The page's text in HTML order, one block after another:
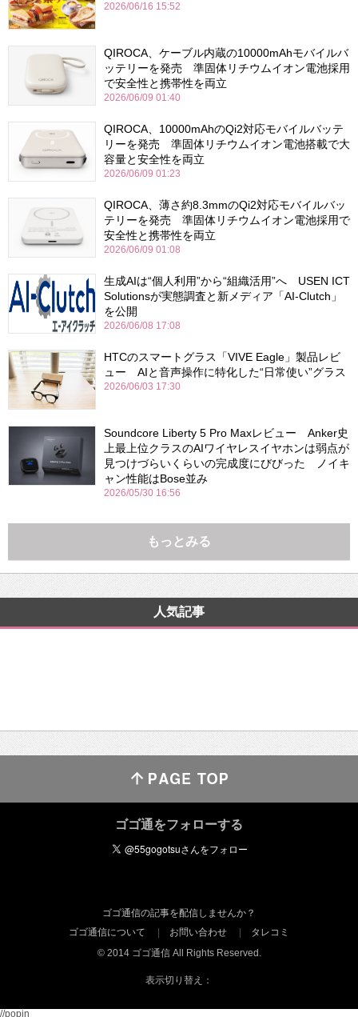
2026/06/16 15:52
QIROCA、ケーブル内蔵の10000mAhモバイルバ
ッテリーを発売 準固体リチウムイオン電池採用
で安全性と携帯性を両立
2026/06/09 01:40
QIROCA、10000mAhのQi2対応モバイルバッテ
リーを発売 準固体リチウムイオン電池搭載で大
容量と安全性を両立
2026/06/09 01:23
QIROCA、薄さ約8.3mmのQi2対応モバイルバッ
テリーを発売 準固体リチウムイオン電池採用で
安全性と携帯性を両立
2026/06/09 01:08
生成AIは“個人利用”から“組織活用”へ USEN ICT
Solutionsが実態調査と新メディア「AI-Clutch」
を公開
2026/06/08 17:08
HTCのスマートグラス「VIVE Eagle」製品レビ
ュー AIと音声操作に特化した“日常使い”グラス
2026/06/03 17:30
Soundcore Liberty 5 Pro Maxレビュー Anker史
上最上位クラスのAIワイヤレスイヤホンは弱点が
見つけづらいくらいの完成度にびびった ノイキ
ャン性能はBose並み
2026/05/30 16:56
もっとみる
人気記事
ゴゴ通をフォローする
ゴゴ通信の記事を配信しませんか？
ゴゴ通信について
お問い合わせ
タレコミ
© 2014 ゴゴ通信 All Rights Reserved.
表示切り替え：
//popin